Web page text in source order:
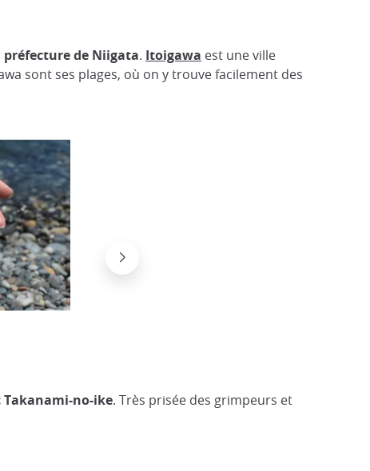
de Niigata. Itoigawa est une ville
sont ses plages, où on y trouve facilement des
Takanami-no-ike. Très prisée des grimpeurs et